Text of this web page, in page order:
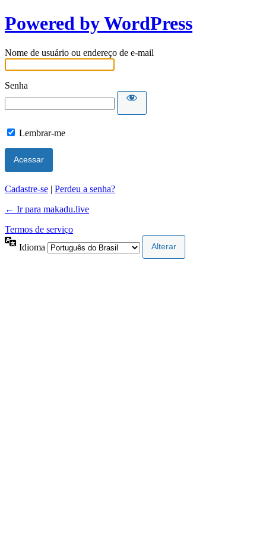
Powered by WordPress
Nome de usuário ou endereço de e-mail
Senha
Lembrar-me
Cadastre-se | Perdeu a senha?
← Ir para makadu.live
Termos de serviço
Idioma